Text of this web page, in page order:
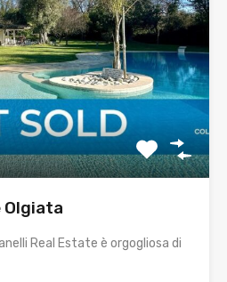
Real Estate è orgogliosa di